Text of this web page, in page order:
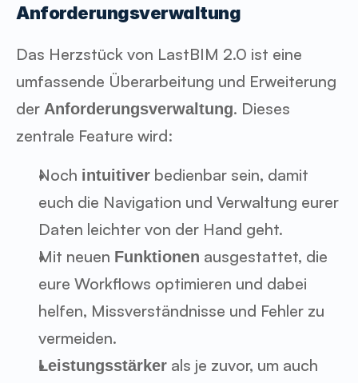
Anforderungsverwaltung
Das Herzstück von LastBIM 2.0 ist eine
umfassende Überarbeitung und Erweiterung
der Anforderungsverwaltung. Dieses
zentrale Feature wird:
Noch intuitiver bedienbar sein, damit
euch die Navigation und Verwaltung eurer
Daten leichter von der Hand geht.
Mit neuen Funktionen ausgestattet, die
eure Workflows optimieren und dabei
helfen, Missverständnisse und Fehler zu
vermeiden.
Leistungsstärker als je zuvor, um auch